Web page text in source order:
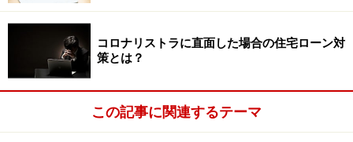
コロナリストラに直面した場合の住宅ローン対
策とは？
この記事に関連するテーマ